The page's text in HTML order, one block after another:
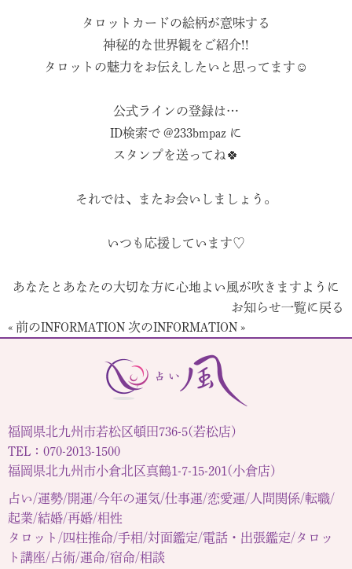
タロットカードの絵柄が意味する
神秘的な世界観をご紹介!!
タロットの魅力をお伝えしたいと思ってます☺️
公式ラインの登録は…
ID検索で @233bmpaz に
スタンプを送ってね🍀
それでは、またお会いしましょう。
いつも応援しています♡
あなたとあなたの大切な方に心地よい風が吹きますように
お知らせ一覧に戻る
« 前のINFORMATION 次のINFORMATION »
福岡県北九州市若松区頓田736-5(若松店)
TEL：070-2013-1500
福岡県北九州市小倉北区真鶴1-7-15-201(小倉店)
占い/運勢/開運/今年の運気/仕事運/恋愛運/人間関係/転職/
起業/結婚/再婚/相性
タロット/四柱推命/手相/対面鑑定/電話・出張鑑定/タロッ
ト講座/占術/運命/宿命/相談